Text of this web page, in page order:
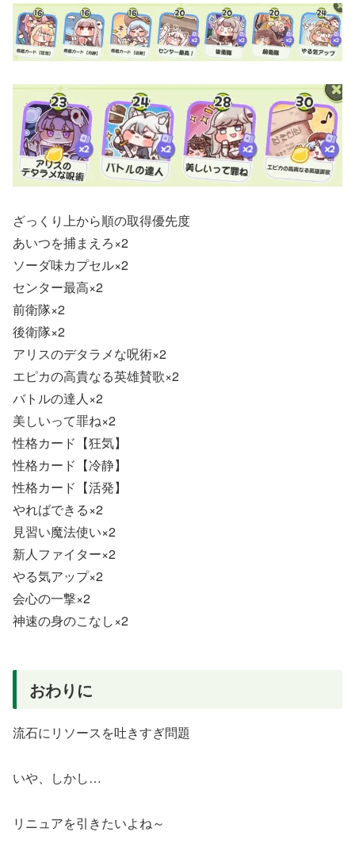
ざっくり上から順の取得優先度
あいつを捕まえろ×2
ソーダ味カプセル×2
センター最高×2
前衛隊×2
後衛隊×2
アリスのデタラメな呪術×2
エピカの高貴なる英雄賛歌×2
バトルの達人×2
美しいって罪ね×2
性格カード【狂気】
性格カード【冷静】
性格カード【活発】
やればできる×2
見習い魔法使い×2
新人ファイター×2
やる気アップ×2
会心の一撃×2
神速の身のこなし×2
おわりに
流石にリソースを吐きすぎ問題
いや、しかし…
リニュアを引きたいよね～